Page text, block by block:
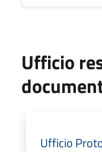
Ufficio
Ufficio